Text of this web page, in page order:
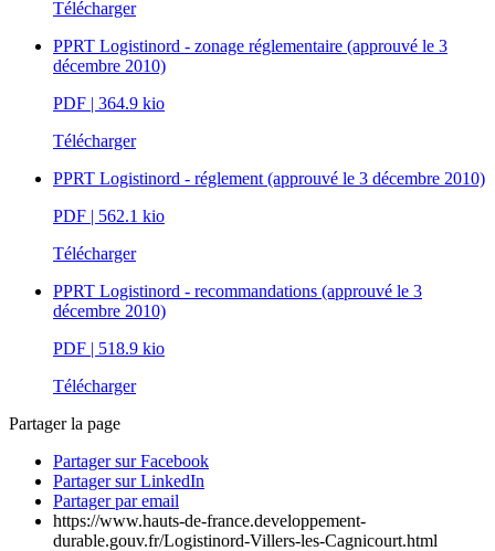
Télécharger
PPRT Logistinord - zonage réglementaire (approuvé le 3
décembre 2010)
PDF | 364.9 kio
Télécharger
PPRT Logistinord - réglement (approuvé le 3 décembre 2010)
PDF | 562.1 kio
Télécharger
PPRT Logistinord - recommandations (approuvé le 3
décembre 2010)
PDF | 518.9 kio
Télécharger
Partager la page
Partager sur Facebook
Partager sur LinkedIn
Partager par email
https://www.hauts-de-france.developpement-
durable.gouv.fr/Logistinord-Villers-les-Cagnicourt.html